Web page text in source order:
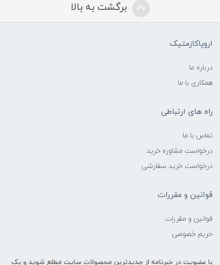
برگشت به بالا
اروپاکازمتیک
درباره ما
همکاری با ما
راه های ارتباطی
تماس با ما
درخواست مشاوره خرید
درخواست خرید سفارشی
قوانین و مقررات
قوانین و مقررات
حریم خصوصی
با عضویت در خبرنامه از جدیدترین محصولات سایت مطلع شوید و یک